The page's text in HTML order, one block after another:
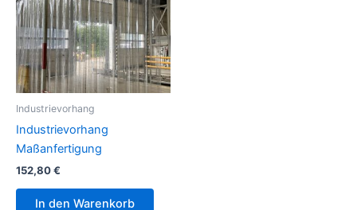
Industrievorhang
Industrievorhang
Maßanfertigung
152,80€
In den Warenkorb